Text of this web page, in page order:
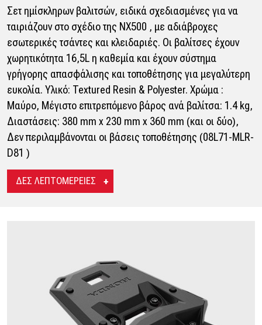
Σετ ημίσκληρων βαλιτσών, ειδικά σχεδιασμένες για να
ταιριάζουν στο σχέδιο της NX500 , με αδιάβροχες
εσωτερικές τσάντες και κλειδαριές. Οι βαλίτσες έχουν
χωρητικότητα 16,5L η καθεμία και έχουν σύστημα
γρήγορης απασφάλισης και τοποθέτησης για μεγαλύτερη
ευκολία. Υλικό: Textured Resin & Polyester. Χρώμα :
Μαύρο, Μέγιστο επιτρεπόμενο βάρος ανά βαλίτσα: 1.4 kg,
Διαστάσεις: 380 mm x 230 mm x 360 mm (και οι δύο),
Δεν περιλαμβάνονται οι βάσεις τοποθέτησης (08L71-MLR-
D81 )
ΔΕΣ ΛΕΠΤΟΜΕΡΕΙΕΣ